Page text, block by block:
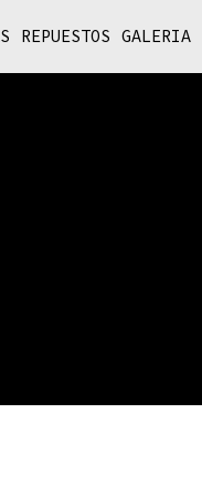
REPUESTOS GALERIA